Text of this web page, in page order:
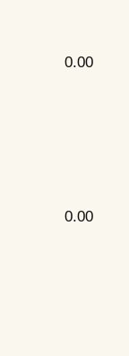
0.00
0.00